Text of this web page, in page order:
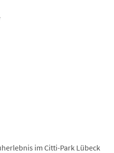
im Citti-Park Lübeck